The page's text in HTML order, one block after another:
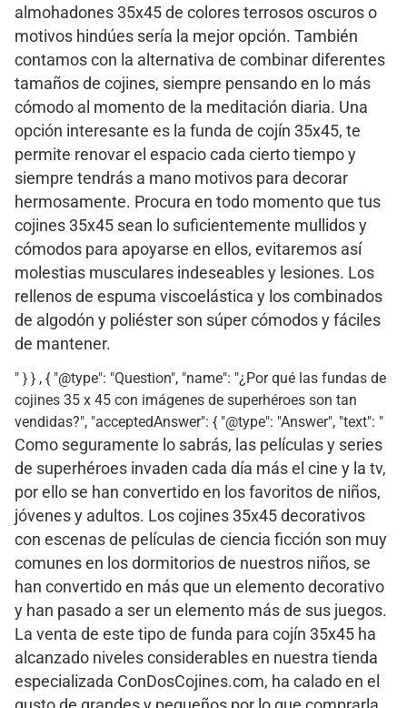
almohadones 35x45 de colores terrosos oscuros o
motivos hindúes sería la mejor opción. También
contamos con la alternativa de combinar diferentes
tamaños de cojines, siempre pensando en lo más
cómodo al momento de la meditación diaria. Una
opción interesante es la funda de cojín 35x45, te
permite renovar el espacio cada cierto tiempo y
siempre tendrás a mano motivos para decorar
hermosamente. Procura en todo momento que tus
cojines 35x45 sean lo suficientemente mullidos y
cómodos para apoyarse en ellos, evitaremos así
molestias musculares indeseables y lesiones. Los
rellenos de espuma viscoelástica y los combinados
de algodón y poliéster son súper cómodos y fáciles
de mantener.
" } } , { "@type": "Question", "name": "¿Por qué las fundas de
cojines 35 x 45 con imágenes de superhéroes son tan
vendidas?", "acceptedAnswer": { "@type": "Answer", "text": "
Como seguramente lo sabrás, las películas y series
de superhéroes invaden cada día más el cine y la tv,
por ello se han convertido en los favoritos de niños,
jóvenes y adultos. Los cojines 35x45 decorativos
con escenas de películas de ciencia ficción son muy
comunes en los dormitorios de nuestros niños, se
han convertido en más que un elemento decorativo
y han pasado a ser un elemento más de sus juegos.
La venta de este tipo de funda para cojín 35x45 ha
alcanzado niveles considerables en nuestra tienda
especializada ConDosCojines.com, ha calado en el